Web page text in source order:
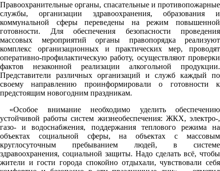
Правоохранительные органы, спасательные и противопожарные
службы, организации здравоохранения, образования и
коммунальной сферы переведены на режим повышенной
готовности. Для обеспечения безопасности проведения
массовых мероприятий органы правопорядка реализуют
комплекс организационных и практических мер, проводят
оперативно-профилактическую работу, осуществляют проверки
фактов незаконной реализации алкогольной продукции.
Представители различных организаций и служб каждый по
своему направлению проинформировали о готовности к
предстоящим новогодним праздникам.
«Особое внимание необходимо уделить обеспечению
устойчивой работы систем жизнеобеспечения: ЖКХ, электро-,
газо- и водоснабжения, поддержания теплового режима на
объектах социальной сферы, на объектах с массовым
круглосуточным пребыванием людей, в системе
здравоохранения, социальной защиты. Надо сделать всё, чтобы
жители и гости города спокойно отдыхали, чувствовали себя